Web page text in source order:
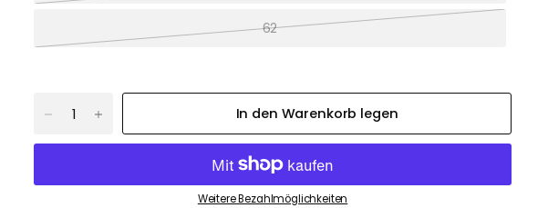
62
In den Warenkorb legen
Weitere Bezahlmöglichkeiten